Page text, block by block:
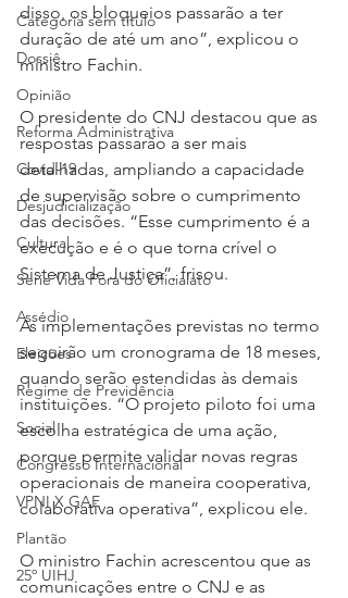
Categoria sem título
Dossiê
Opinião
Reforma Administrativa
Covid-19
Desjudicialização
Cultural
Serie Vida Fora do Oficialato
Assédio
Eleições
Regime de Previdência
Social
Congresso Internacional
VPNI X GAE
Plantão
25º UIHJ
disso, os bloqueios passarão a ter
duração de até um ano”, explicou o
ministro Fachin.
O presidente do CNJ destacou que as
respostas passarão a ser mais
detalhadas, ampliando a capacidade
de supervisão sobre o cumprimento
das decisões. “Esse cumprimento é a
execução e é o que torna crível o
Sistema de Justiça”, frisou.
As implementações previstas no termo
seguirão um cronograma de 18 meses,
quando serão estendidas às demais
instituições. “O projeto piloto foi uma
escolha estratégica de uma ação,
porque permite validar novas regras
operacionais de maneira cooperativa,
colaborativa operativa”, explicou ele.
O ministro Fachin acrescentou que as
comunicações entre o CNJ e as